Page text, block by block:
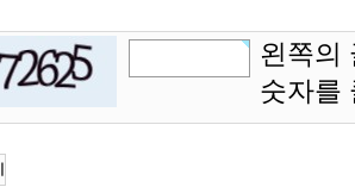
왼쪽의
숫자를